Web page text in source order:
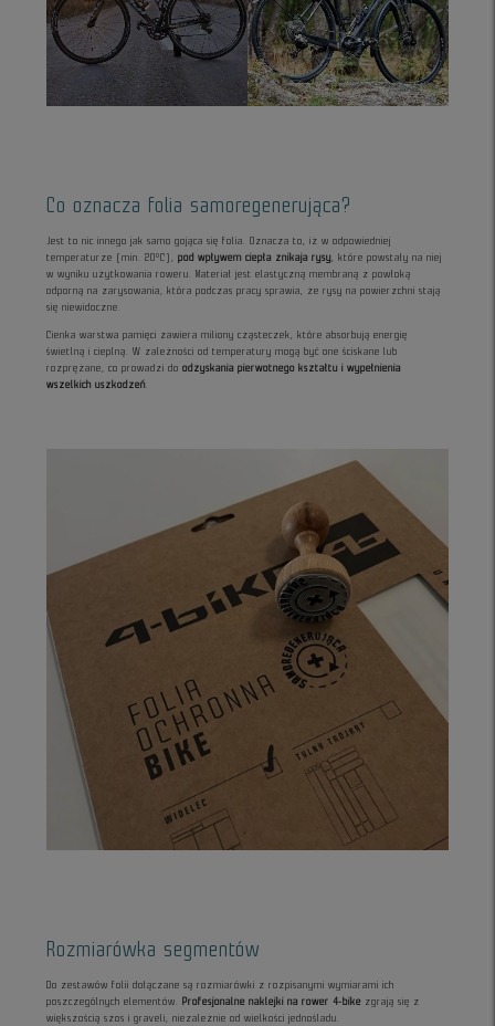
Co oznacza folia samoregenerująca?
Jest to nic innego jak samo gojąca się folia. Oznacza to, iż w odpowiedniej
temperaturze (min. 20°C),pod wpływem ciepła znikaja rysy, które powstały na niej
w wyniku użytkowania roweru. Materiał jest elastyczną membraną z powłoką
odporną na zarysowania, która podczas pracy sprawia, że rysy na powierzchni stają
się niewidoczne.
Cienka warstwa pamięci zawiera miliony cząsteczek, które absorbują energię
świetlną i cieplną. W zależności od temperatury mogą być one ściskane lub
rozprężane, co prowadzi doodzyskania pierwotnego kształtu i wypełnienia
wszelkich uszkodzeń.
Rozmiarówka segmentów
Do zestawów folii dołączane są rozmiarówki z rozpisanymi wymiarami ich
poszczególnych elementów. Profesjonalne naklejki na rower 4-bike zgrają się z
większością szos i graveli, niezależnie od wielkości jednośladu.